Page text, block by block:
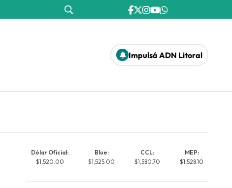
Impulsá ADN Litoral
Dólar Oficial:
$1,520.00
Blue:
$1,525.00
CCL:
$1,580.70
MEP:
$1,528.10